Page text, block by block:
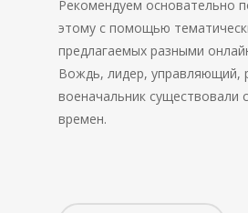
Рекомендуем основательно
этому с помощью
предлагаемых разными
Вождь, лидер, управляющий,
военачальник существовали
времен.